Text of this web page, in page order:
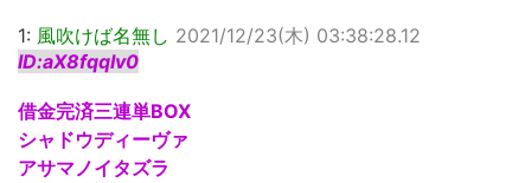
1: 風吹けば名無し 2021/12/23(木) 03:38:28.12
ID:aX8fqqIv0
借金完済三連単BOX
シャドウディーヴァ
アサマノイタズラ